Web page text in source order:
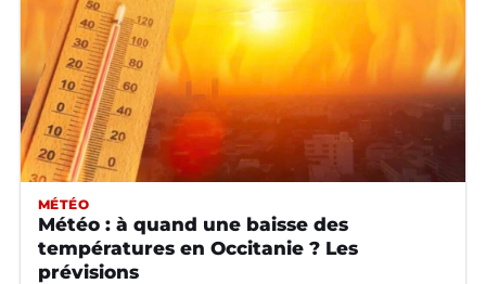
MÉTÉO
Météo : à quand une baisse des
températures en Occitanie ? Les
prévisions